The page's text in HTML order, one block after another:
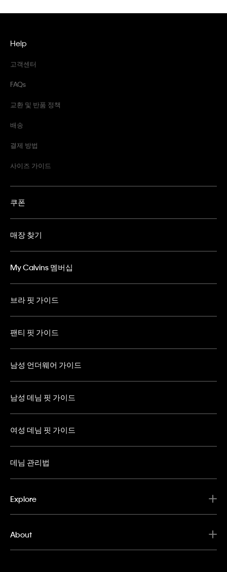
Help
고객센터
FAQs
교환 및 반품 정책
배송
결제 방법
사이즈 가이드
쿠폰
매장 찾기
My Calvins 멤버십
브라 핏 가이드
팬티 핏 가이드
남성 언더웨어 가이드
남성 데님 핏 가이드
여성 데님 핏 가이드
데님 관리법
Explore
About